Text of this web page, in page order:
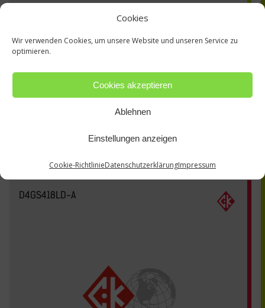
Cookies
Wir verwenden Cookies, um unsere Website und unseren Service zu
optimieren.
Cookies akzeptieren
Ablehnen
Einstellungen anzeigen
Cookie-RichtlinieDatenschutzerklärungImpressum
D4GS418LD-A